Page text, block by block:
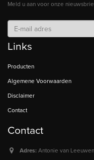
Meld u aan voor onze
Links
Producten
Algemene Voorwaarden
Disclaimer
Contact
Contact
Adres: Antonie van